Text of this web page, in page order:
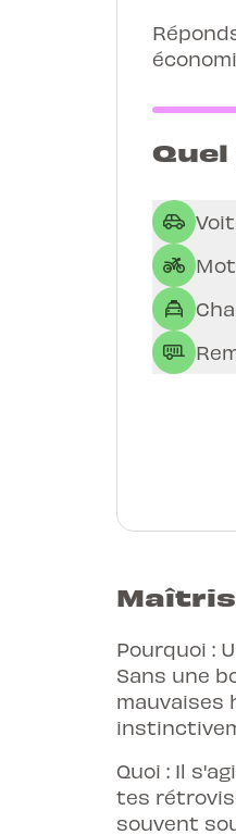
Pourquoi :
Sans une
mauvaises
Quoi : Il
tes
souvent